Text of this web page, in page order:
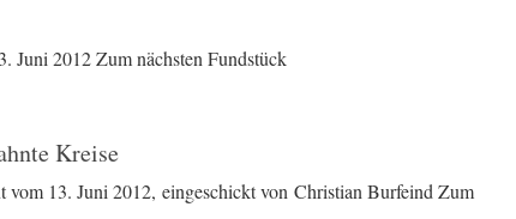
Juni 2012 Zum nächsten Fundstück
Kreise
13. Juni 2012, eingeschickt von Christian Burfeind Zum